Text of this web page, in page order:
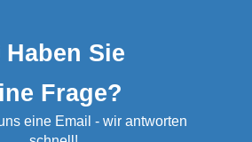
Haben Sie
Frage?
eine Email - wir antworten